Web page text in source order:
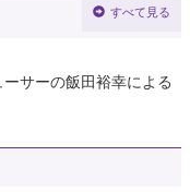
すべて見る
サーの飯田裕幸による